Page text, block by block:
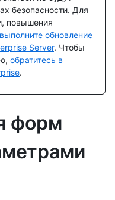
безопасности. Для
повышения
выполните обновление
Server. Чтобы
обратитесь в
.
форм